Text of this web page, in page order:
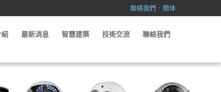
聯絡我們 ． 簡体
紹 最新消息 智慧建築 技術交流 聯絡我們